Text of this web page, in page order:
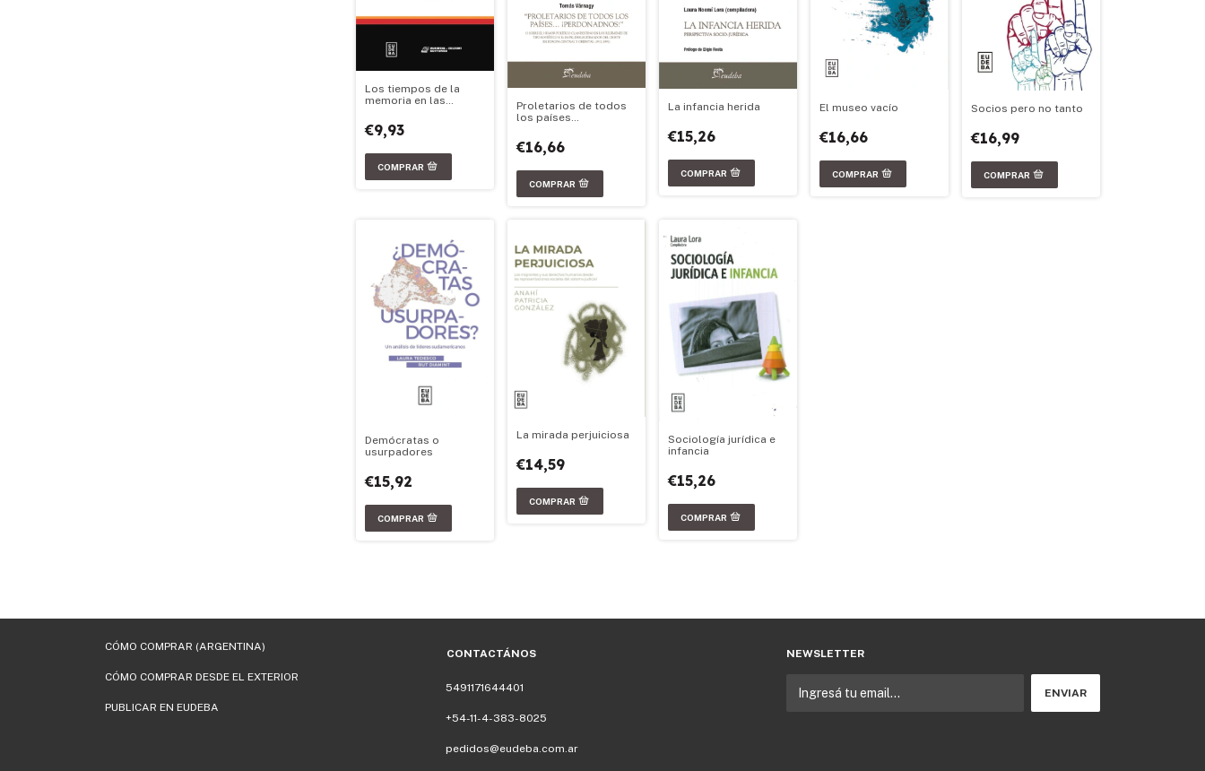
Los tiempos de la
memoria en las
Argentina y Chile
€9,93
Proletarios de todos
los países
€16,66
La infancia herida
€15,26
El museo vacío
€16,66
Socios pero no tanto
€16,99
Demócratas o
usurpadores
€15,92
La mirada perjuiciosa
€14,59
Sociología jurídica e
infancia
€15,26
CÓMO COMPRAR (ARGENTINA)
CÓMO COMPRAR DESDE EL EXTERIOR
PUBLICAR EN EUDEBA
CONTACTÁNOS
5491171644401
+54-11-4-383-8025
pedidos@eudeba.com.ar
NEWSLETTER